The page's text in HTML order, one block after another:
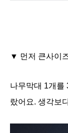
▼ 먼저 큰사이
나무막대 1개를
랐어요. 생각보